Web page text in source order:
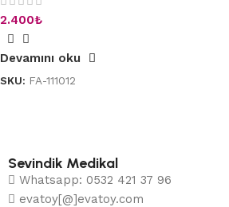
2.400₺
Devamını oku
SKU: FA-111012
Sevindik Medikal
Whatsapp: 0532 421 37 96
evatoy[@]evatoy.com